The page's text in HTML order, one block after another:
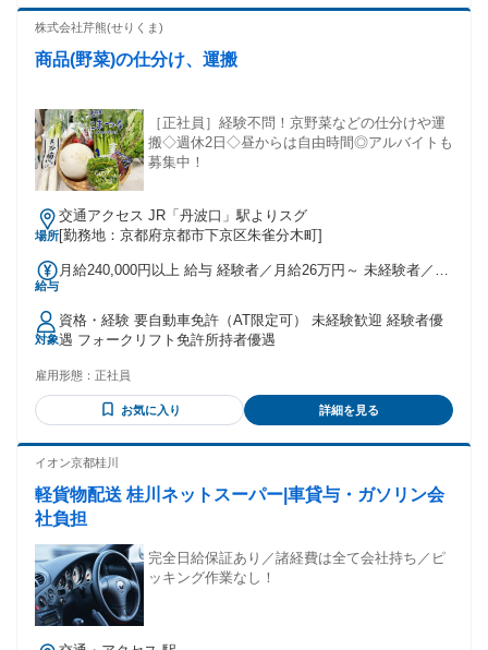
株式会社芹熊(せりくま)
商品(野菜)の仕分け、運搬
［正社員］経験不問！京野菜などの仕分けや運
搬◇週休2日◇昼からは自由時間◎アルバイトも
募集中！
場所
交通アクセス JR「丹波口」駅よりスグ
[勤務地：京都府京都市下京区朱雀分木町]
給与
月給240,000円以上 給与 経験者／月給26万円～ 未経験者／月
経験者は2ヵ月間） ☆17:00～1.2hの仕分け・梱包作業も 勤務
できる方は特別手当支給 〈月収例〉 勤続10年：月収35万円
勤続18年：月収41万円
対象
資格・経験 要自動車免許（AT限定可） 未経験歓迎 経験者優
遇 フォークリフト免許所持者優遇
雇用形態： 正社員
お気に入り 詳細を見る
イオン京都桂川
軽貨物配送 桂川ネットスーパー|車貸与・ガソリン会
社負担
完全日給保証あり／諸経費は全て会社持ち／ピ
ッキング作業なし！